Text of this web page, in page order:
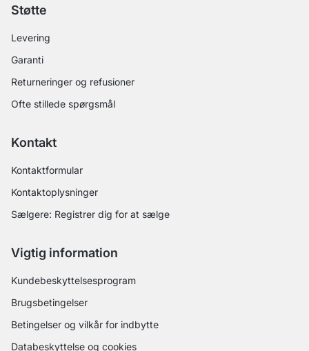
Støtte
Levering
Garanti
Returneringer og refusioner
Ofte stillede spørgsmål
Kontakt
Kontaktformular
Kontaktoplysninger
Sælgere: Registrer dig for at sælge
Vigtig information
Kundebeskyttelsesprogram
Brugsbetingelser
Betingelser og vilkår for indbytte
Databeskyttelse og cookies